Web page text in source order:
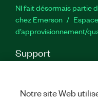
NI fait désormais partie
chez Emerson
d’approvisionnement/
Support
service
Notre site Web